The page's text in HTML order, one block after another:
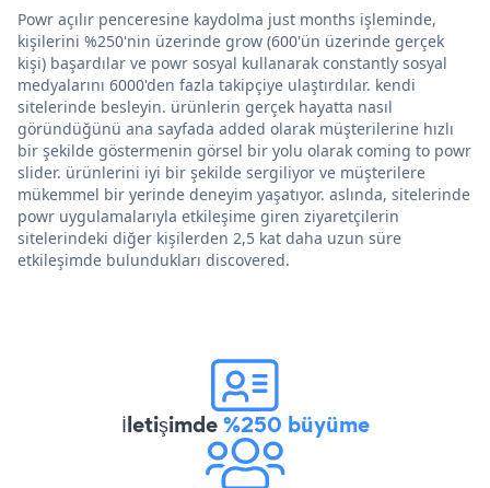
Powr açılır penceresine kaydolma just months işleminde,
kişilerini %250'nin üzerinde grow (600'ün üzerinde gerçek
kişi) başardılar ve powr sosyal kullanarak constantly sosyal
medyalarını 6000'den fazla takipçiye ulaştırdılar. kendi
sitelerinde besleyin. ürünlerin gerçek hayatta nasıl
göründüğünü ana sayfada added olarak müşterilerine hızlı
bir şekilde göstermenin görsel bir yolu olarak coming to powr
slider. ürünlerini iyi bir şekilde sergiliyor ve müşterilere
mükemmel bir yerinde deneyim yaşatıyor. aslında, sitelerinde
powr uygulamalarıyla etkileşime giren ziyaretçilerin
sitelerindeki diğer kişilerden 2,5 kat daha uzun süre
etkileşimde bulundukları discovered.
İletişimde%250 büyüme